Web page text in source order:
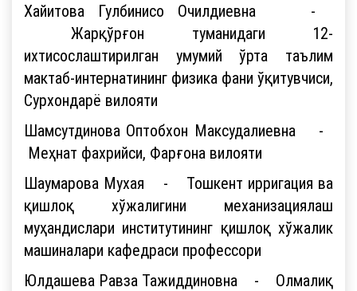
Хайитова Гулбинисо Очилдиевна -
Жaрқўрғон туманидаги 12-
иxтисослаштирилган умумий ўрта таълим
мактаб-интернатининг физика фани ўқитувчиси,
Сурхондарё вилояти
Шамсутдинова Оптобхон Максудалиевна -
Меҳнат фахрийси, Фарғона вилояти
Шаумарова Мухая - Тошкент ирригация ва
қишлоқ хўжалигини механизациялаш
муҳандислари институтининг қишлоқ хўжалик
машиналари кафедраси профессори
Юлдашева Равза Тажиддиновна - Олмалиқ